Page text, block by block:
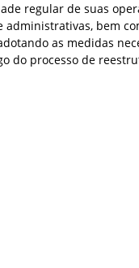
regular de suas
administrativas, bem
as medidas
do processo de